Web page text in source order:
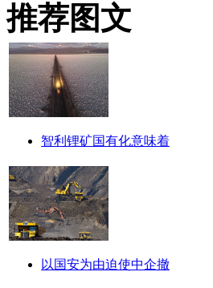
推荐图文
智利锂矿国有化意味着
以国安为由迫使中企撤